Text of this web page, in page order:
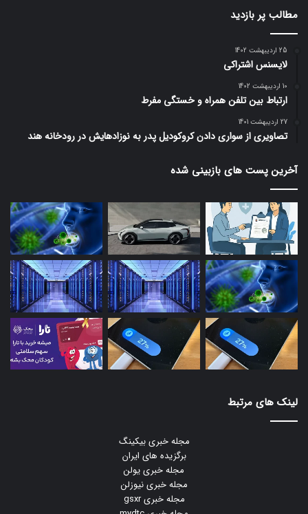
مطالب پر بازدید
25 اردیبهشت 1402
لایسنس اشتراکی
10 اردیبهشت 1402
ارتباط بین تلفن همراه و خستگی مفرط
27 اردیبهشت 1401
تصاویری از سواری دادن کروکودیل پدر به نوزادهایش در رودخانه هند
آخرین پست های بازبینی شده
لینک های مرتبط
مجله خبری بیکینگ
برگزیده های ایران
مجله خبری یولن
مجله خبری نیوزلن
مجله خبری gsxr